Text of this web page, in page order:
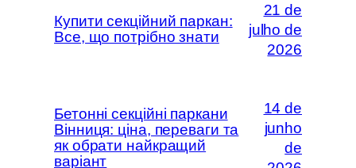
Купити секційний паркан:
Все, що потрібно знати
21 de
julho de
2026
Бетонні секційні паркани
Вінниця: ціна, переваги та
як обрати найкращий
варіант
14 de
junho
de